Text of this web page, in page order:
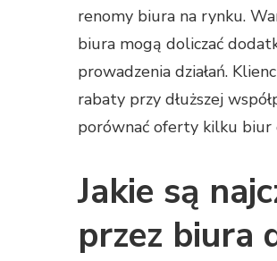
renomy biura na rynku.
biura mogą doliczać
prowadzenia działań.
rabaty przy dłuższej
porównać oferty kilku biur
Jakie są
przez biura